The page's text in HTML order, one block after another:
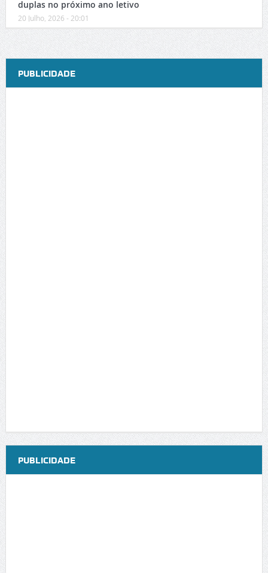
duplas no próximo ano letivo
20 Julho, 2026 - 20:01
PUBLICIDADE
PUBLICIDADE